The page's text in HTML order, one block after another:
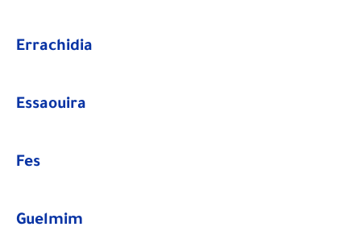
Errachidia
Essaouira
Fes
Guelmim